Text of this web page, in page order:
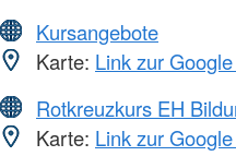
Kursangebote
Karte: Link zur
Rotkreuzkurs EH
Karte: Link zur